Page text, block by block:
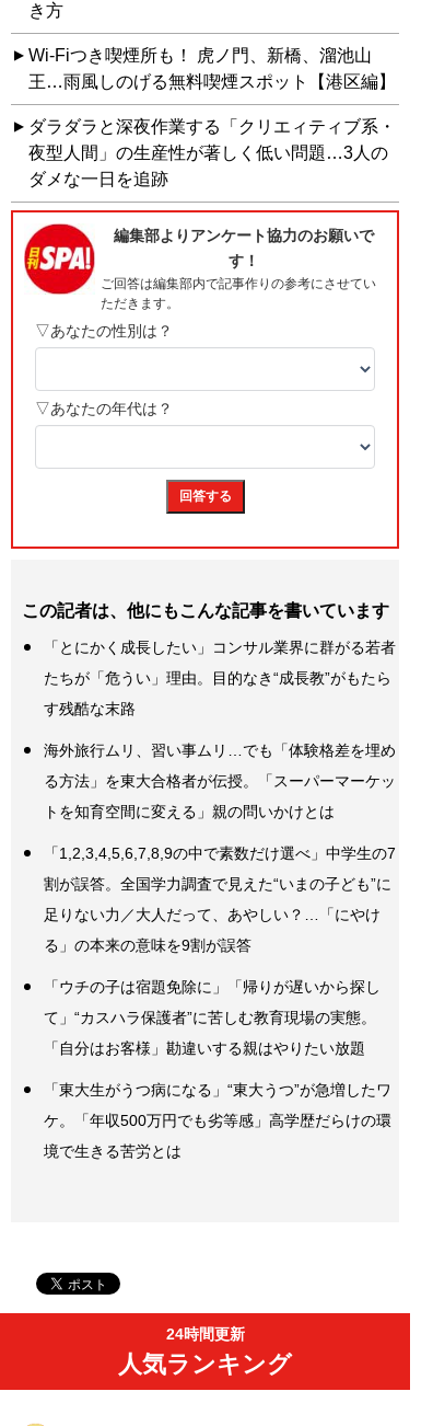
き方
Wi-Fiつき喫煙所も！ 虎ノ門、新橋、溜池山
王…雨風しのげる無料喫煙スポット【港区編】
ダラダラと深夜作業する「クリエィティブ系・
夜型人間」の生産性が著しく低い問題…3人の
ダメな一日を追跡
この記者は、他にもこんな記事を書いています
「とにかく成長したい」コンサル業界に群がる若者
たちが「危うい」理由。目的なき“成長教”がもたら
す残酷な末路
海外旅行ムリ、習い事ムリ…でも「体験格差を埋め
る方法」を東大合格者が伝授。「スーパーマーケッ
トを知育空間に変える」親の問いかけとは
「1,2,3,4,5,6,7,8,9の中で素数だけ選べ」中学生の7
割が誤答。全国学力調査で見えた“いまの子ども”に
足りない力／大人だって、あやしい？…「にやけ
る」の本来の意味を9割が誤答
「ウチの子は宿題免除に」「帰りが遅いから探し
て」“カスハラ保護者”に苦しむ教育現場の実態。
「自分はお客様」勘違いする親はやりたい放題
「東大生がうつ病になる」“東大うつ”が急増したワ
ケ。「年収500万円でも劣等感」高学歴だらけの環
境で生きる苦労とは
24時間更新
人気ランキング